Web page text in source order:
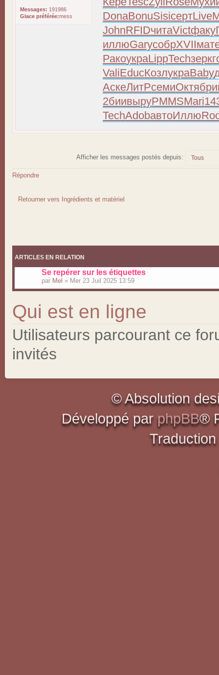
Messages: 191986
Glace préférée:mess
DonaBonuSisiсертLive
JohnRFIDчитаVictфаку
иллюGaryсобрXVII
РакоукраLippTechзерк
ValiEducКозлукраBaby
АскеЛитРсемиОктя
2биивыруPMMSMari
TechAdobавтоИллю
Afficher les messages postés depuis:
Répondre
Retourner vers Ingrédients et matériel
ARTICLES EN RELATION
Se repérer sur les étiquettes
par Mel » Mer 23 Juil 2025 13:59
Qui est en ligne
Utilisateurs parcourant ce
invités
© Absolution
Développé par phpBB®